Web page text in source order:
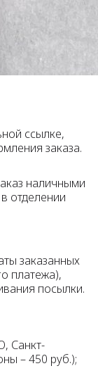
ссылке,
заказа.
наличными
отделении
заказанных
платежа),
посылки.
Санкт-
– 450 руб.);